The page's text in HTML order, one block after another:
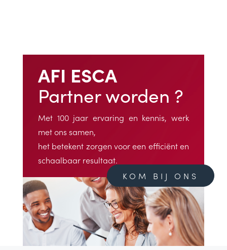
AFI ESCA
Partner worden ?
Met 100 jaar ervaring en kennis, werk
met ons samen,
het betekent zorgen voor een efficiënt en
schaalbaar resultaat.
KOM BIJ ONS